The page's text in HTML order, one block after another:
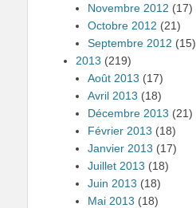
Novembre 2012 (17)
Octobre 2012 (21)
Septembre 2012 (15)
2013 (219)
Août 2013 (17)
Avril 2013 (18)
Décembre 2013 (21)
Février 2013 (18)
Janvier 2013 (17)
Juillet 2013 (18)
Juin 2013 (18)
Mai 2013 (18)